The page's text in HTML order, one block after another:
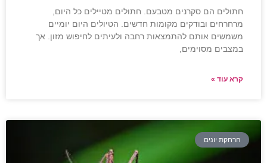
חתולים הם סקרנים מטבעם. חתולים מטיילים כל היום,
מרחרחים ובודקים מקומות חדשים. הטיולים היום יומיים
משמשים אותם להתמצאות רחבה ולעיתים לחיפוש מזון. אך
במצבים מסוימים,
קרא עוד »
הרחקת יונים